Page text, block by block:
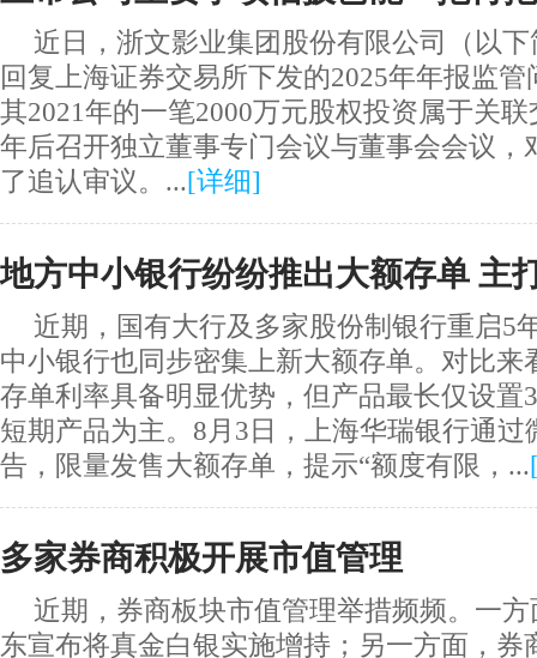
近日，浙文影业集团股份有限公司（以下
回复上海证券交易所下发的2025年年报监
其2021年的一笔2000万元股权投资属于关
年后召开独立董事专门会议与董事会会议，
了追认审议。...[详细]
地方中小银行纷纷推出大额存单 主
近期，国有大行及多家股份制银行重启5
中小银行也同步密集上新大额存单。对比来
存单利率具备明显优势，但产品最长仅设置
短期产品为主。8月3日，上海华瑞银行通过
告，限量发售大额存单，提示“额度有限，...
多家券商积极开展市值管理
近期，券商板块市值管理举措频频。一
东宣布将真金白银实施增持；另一方面，券